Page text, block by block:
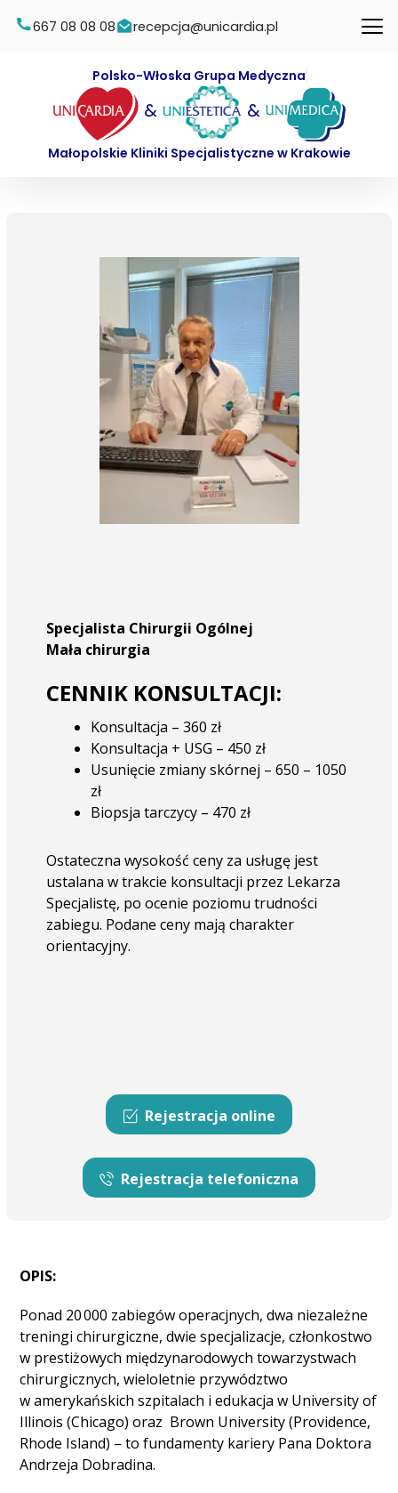
667 08 08 08 recepcja@unicardia.pl
Polsko-Włoska Grupa Medyczna
& &
Małopolskie Kliniki Specjalistyczne w Krakowie
Specjalista Chirurgii Ogólnej
Mała chirurgia
CENNIK KONSULTACJI:
Konsultacja – 360 zł
Konsultacja + USG – 450 zł
Usunięcie zmiany skórnej – 650 – 1050
zł
Biopsja tarczycy – 470 zł
Ostateczna wysokość ceny za usługę jest
ustalana w trakcie konsultacji przez Lekarza
Specjalistę, po ocenie poziomu trudności
zabiegu. Podane ceny mają charakter
orientacyjny.
Rejestracja online
Rejestracja telefoniczna
OPIS:
Ponad 20 000 zabiegów operacjnych, dwa niezależne
treningi chirurgiczne, dwie specjalizacje, członkostwo
w prestiżowych międzynarodowych towarzystwach
chirurgicznych, wieloletnie przywództwo
w amerykańskich szpitalach i edukacja w University of
Illinois (Chicago) oraz Brown University (Providence,
Rhode Island) – to fundamenty kariery Pana Doktora
Andrzeja Dobradina.